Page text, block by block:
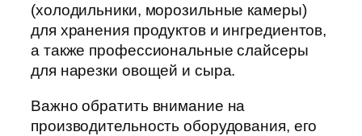
(холодильники, морозильные камеры)
для хранения продуктов и ингредиентов,
а также профессиональные слайсеры
для нарезки овощей и сыра.
Важно обратить внимание на
производительность оборудования, его